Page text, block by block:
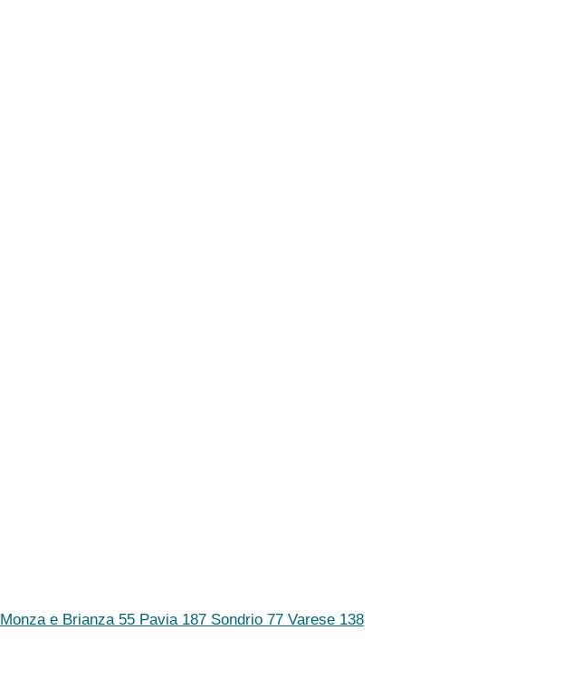
Monza e Brianza 55 Pavia 187 Sondrio 77 Varese 138